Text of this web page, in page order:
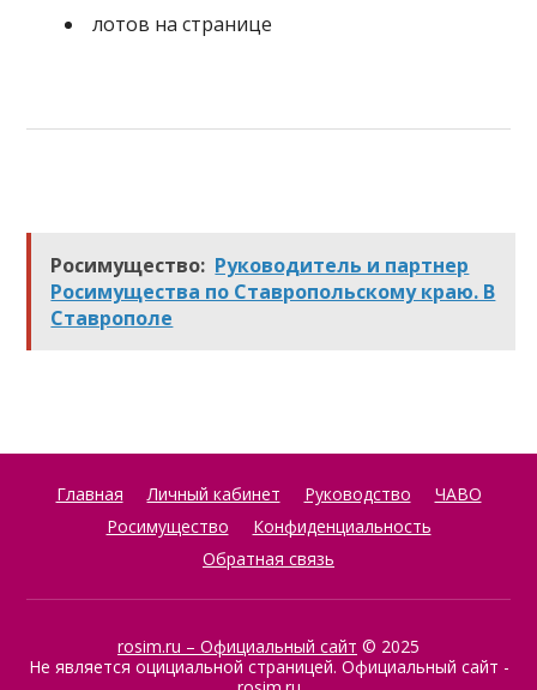
лотов на странице
Росимущество: Руководитель и партнер
Росимущества по Ставропольскому краю. В
Ставрополе
Главная Личный кабинет Руководство
ЧАВО
Росимущество
Конфиденциальность
Обратная связь
rosim.ru – Официальный сайт © 2025
Не является оцициальной страницей. Официальный сайт -